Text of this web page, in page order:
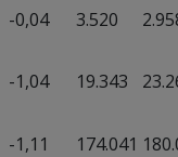
-0,04 3.520
-1,04 19.343
-1,11 174.041